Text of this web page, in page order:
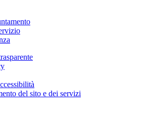
del sito e dei servizi